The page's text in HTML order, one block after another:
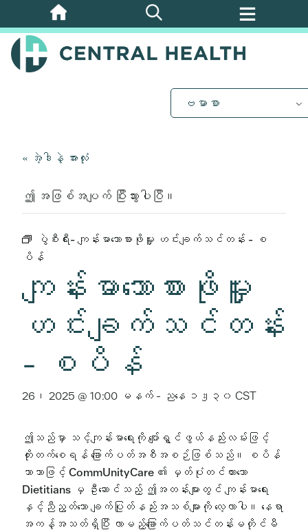
အဓိက
အကြောင်းအရာ
သို့
ဗမာစာ
« အဲ့ဒါနဲ့ အားလုံး
ဤ အဖြစ်အပျက် ပြီးသွားပါပြီ။
ပွဲစီးရီး-ကျန်းမာသောစားဖိုမှူး ဟင်းချက်သင်တန်း - စ
ပိန်
ကျန်းမာသောစားဖိုမှူး
ဟင်းချက်သင်တန်း
- စပိန်
26၊ 2025 @ 10:00 မနက် - ညနေ ၁၂း၃၀ CST
ဤသည်မှာ သင့်ကျန်းမာရေးကို ပျော်ရွှင်ဖွယ်နည်းလမ်းဖြင့်
တိုးတက်စေရန် ခြောက်ပတ်အစီအစဉ်ဖြစ်သည်။ စပိန်
ဘာသာဖြင့် CommUnityCare ၏ မှတ်ပုံတင်ထားသော
Dietitians မှ ဦးဆောင်သည့် ဤအတန်းများတွင် ကျန်းမာရေး
နှင့်ညီညွတ်သော ချက်ပြုတ်နည်းအသစ်များကို လေ့လာပါ။ နေရာ
အကန့်အသတ်ရှိပြီး လာမည့်ခြောက်ပတ်သင်တန်းမတိုင်မီ